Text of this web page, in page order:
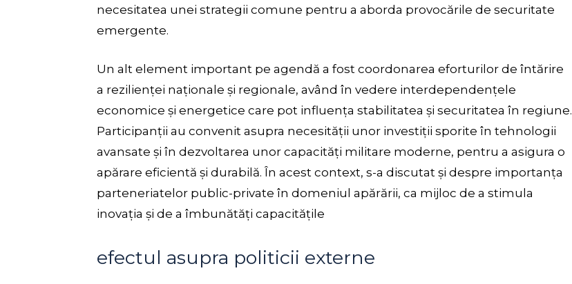
necesitatea unei strategii comune pentru a aborda provocările de securitate
emergente.
Un alt element important pe agendă a fost coordonarea eforturilor de întărire
a rezilienței naționale și regionale, având în vedere interdependențele
economice și energetice care pot influența stabilitatea și securitatea în regiune.
Participanții au convenit asupra necesității unor investiții sporite în tehnologii
avansate și în dezvoltarea unor capacități militare moderne, pentru a asigura o
apărare eficientă și durabilă. În acest context, s-a discutat și despre importanța
parteneriatelor public-private în domeniul apărării, ca mijloc de a stimula
inovația și de a îmbunătăți capacitățile
efectul asupra politicii externe